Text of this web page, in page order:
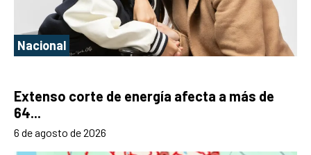
Nacional
Extenso corte de energía afecta a más de
64...
6 de agosto de 2026